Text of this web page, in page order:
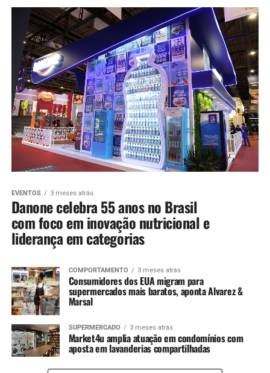
EVENTOS 3 meses atrás
Danone celebra 55 anos no Brasil
com foco em inovação nutricional e
liderança em categorias
COMPORTAMENTO 3 meses atrás
Consumidores dos EUA migram para
supermercados mais baratos, aponta Alvarez &
Marsal
SUPERMERCADO 3 meses atrás
Market4u amplia atuação em condomínios com
aposta em lavanderias compartilhadas